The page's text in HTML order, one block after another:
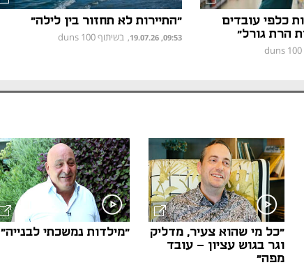
כלפי עובדים
הרת גורל"
"התיירות לא תחזור בין לילה"
09:53, 19.07.26
, בשיתוף duns 100
"כל מי שהוא צעיר, מדליק
וגר בגוש עציון - עובד
מפה"
"מילדות נמשכתי לבנייה"